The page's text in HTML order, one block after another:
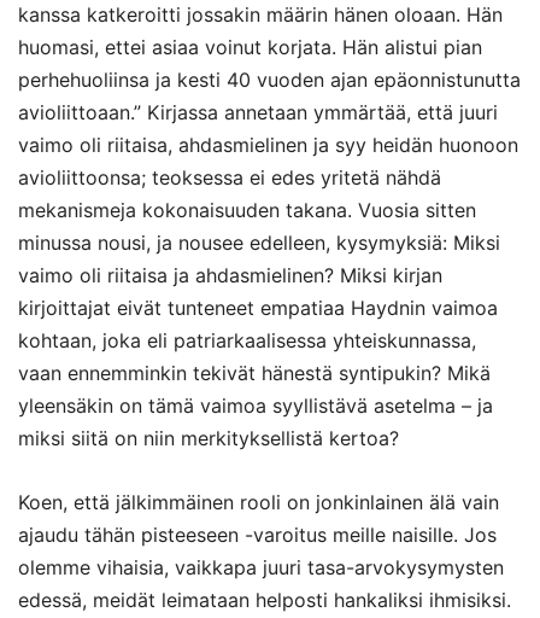
kanssa katkeroitti jossakin määrin hänen oloaan. Hän
huomasi, ettei asiaa voinut korjata. Hän alistui pian
perhehuoliinsa ja kesti 40 vuoden ajan epäonnistunutta
avioliittoaan.” Kirjassa annetaan ymmärtää, että juuri
vaimo oli riitaisa, ahdasmielinen ja syy heidän huonoon
avioliittoonsa; teoksessa ei edes yritetä nähdä
mekanismeja kokonaisuuden takana. Vuosia sitten
minussa nousi, ja nousee edelleen, kysymyksiä: Miksi
vaimo oli riitaisa ja ahdasmielinen? Miksi kirjan
kirjoittajat eivät tunteneet empatiaa Haydnin vaimoa
kohtaan, joka eli patriarkaalisessa yhteiskunnassa,
vaan ennemminkin tekivät hänestä syntipukin? Mikä
yleensäkin on tämä vaimoa syyllistävä asetelma – ja
miksi siitä on niin merkityksellistä kertoa?
Koen, että jälkimmäinen rooli on jonkinlainen älä vain
ajaudu tähän pisteeseen -varoitus meille naisille. Jos
olemme vihaisia, vaikkapa juuri tasa-arvokysymysten
edessä, meidät leimataan helposti hankaliksi ihmisiksi.